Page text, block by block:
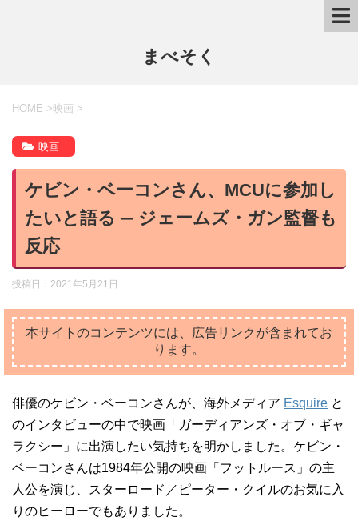
まべそく
HOME > 映画 >
映画
ケビン・ベーコンさん、MCUに参加し
たいと語る ─ ジェームズ・ガン監督も
反応
投稿日： 2021年5月21日
本サイトのコンテンツには、広告リンクが含まれてお
ります。
俳優のケビン・ベーコンさんが、海外メディア Esquire と
のインタビューの中で映画「ガーディアンズ・オブ・ギャ
ラクシー」に出演したい気持ちを明かしました。ケビン・
ベーコンさんは1984年公開の映画「フットルース」の主
人公を演じ、スターロード／ピーター・クイルのお気に入
りのヒーローでもありました。